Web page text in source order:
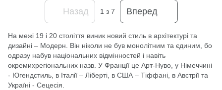
Назад 1 з 7 Вперед
На межі 19 і 20 століття виник новий стиль в архітектурі та
дизайні – Модерн. Він ніколи не був монолітним та єдиним, бо
одразу набув національних відмінностей і навіть
окремихрегіональних назв. У Франції це Арт-Нуво, у Німеччині
- Югендстиль, в Італії – Ліберті, в США – Тіффані, в Австрії та
Україні - Сецесія.